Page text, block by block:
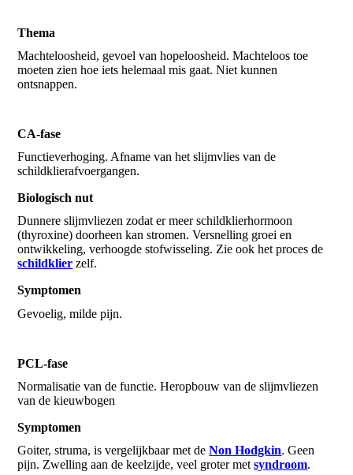
Thema
Machteloosheid, gevoel van hopeloosheid. Machteloos toe
moeten zien hoe iets helemaal mis gaat. Niet kunnen
ontsnappen.
CA-fase
Functieverhoging. Afname van het slijmvlies van de
schildklierafvoergangen.
Biologisch nut
Dunnere slijmvliezen zodat er meer schildklierhormoon
(thyroxine) doorheen kan stromen. Versnelling groei en
ontwikkeling, verhoogde stofwisseling. Zie ook het proces de
schildklier zelf.
Symptomen
Gevoelig, milde pijn.
PCL-fase
Normalisatie van de functie. Heropbouw van de slijmvliezen
van de kieuwbogen
Symptomen
Goiter, struma, is vergelijkbaar met deNon Hodgkin. Geen
pijn. Zwelling aan de keelzijde, veel groter metsyndroom.